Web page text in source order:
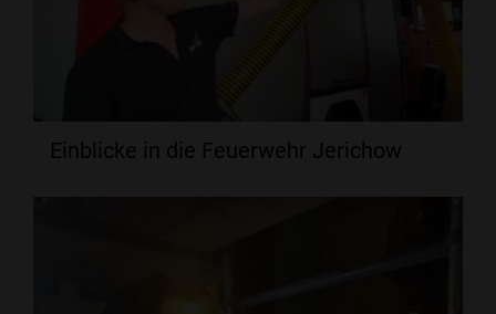
Einblicke in die Feuerwehr Jerichow